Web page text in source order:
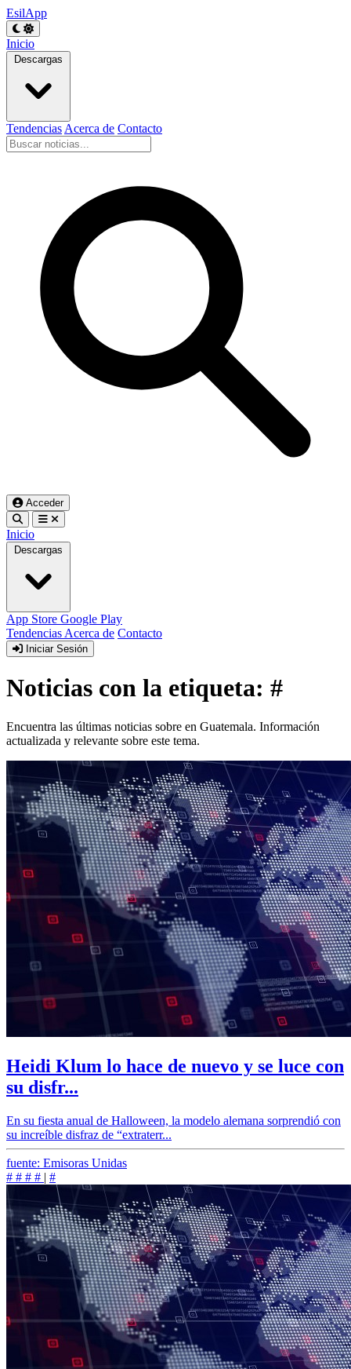
EsilApp
Inicio
Descargas
Tendencias Acerca de Contacto
Acceder
Inicio
Descargas
App Store Google Play
Tendencias Acerca de Contacto
Iniciar Sesión
Noticias con la etiqueta: #
Encuentra las últimas noticias sobre en Guatemala. Información
actualizada y relevante sobre este tema.
Heidi Klum lo hace de nuevo y se luce con
su disfr...
En su fiesta anual de Halloween, la modelo alemana sorprendió con
su increíble disfraz de “extraterr...
fuente: Emisoras Unidas
# # # # | #